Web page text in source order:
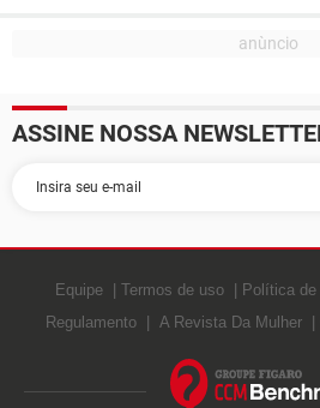
ASSINE NOSSA
Equipe Termos de uso Política
Regulamento
A Revista Da Mulher